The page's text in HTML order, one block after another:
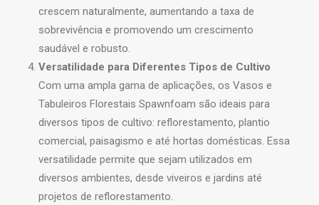
crescem naturalmente, aumentando a taxa de
sobrevivência e promovendo um crescimento
saudável e robusto.
Versatilidade para Diferentes Tipos de Cultivo
Com uma ampla gama de aplicações, os Vasos e
Tabuleiros Florestais Spawnfoam são ideais para
diversos tipos de cultivo: reflorestamento, plantio
comercial, paisagismo e até hortas domésticas. Essa
versatilidade permite que sejam utilizados em
diversos ambientes, desde viveiros e jardins até
projetos de reflorestamento.